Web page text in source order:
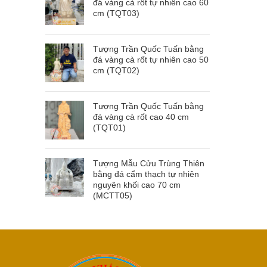
đá vàng cà rốt tự nhiên cao 60
cm (TQT03)
Tượng Trần Quốc Tuấn bằng
đá vàng cà rốt tự nhiên cao 50
cm (TQT02)
Tượng Trần Quốc Tuấn bằng
đá vàng cà rốt cao 40 cm
(TQT01)
Tượng Mẫu Cửu Trùng Thiên
bằng đá cẩm thạch tự nhiên
nguyên khối cao 70 cm
(MCTT05)